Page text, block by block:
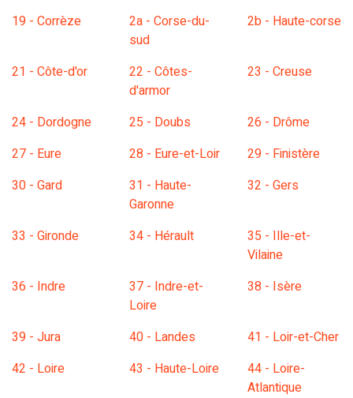
19 - Corrèze
2a - Corse-du-
sud
2b - Haute-corse
21 - Côte-d'or
22 - Côtes-
d'armor
23 - Creuse
24 - Dordogne 25 - Doubs
26 - Drôme
27 - Eure
28 - Eure-et-Loir
29 - Finistère
30 - Gard
31 - Haute-
Garonne
32 - Gers
33 - Gironde 34 - Hérault
35 - Ille-et-
Vilaine
36 - Indre
37 - Indre-et-
Loire
38 - Isère
39 - Jura 40 - Landes
41 - Loir-et-Cher
42 - Loire
43 - Haute-Loire
44 - Loire-
Atlantique